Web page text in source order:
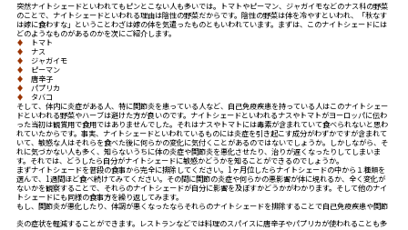
突然ナイトシェードといわれてもピンとこない人も多いでは。トマトやピーマン、ジャガイモなどのナス科の野菜
のことで、ナイトシェードといわれる理由は陰性の野菜だからです。陰性の野菜は体を冷やすといわれ、「秋なす
は嫁に食わすな」ということわざは嫁の体を気遣ったものともいわれています。まずは、このナイトシェードには
どのようなものがあるのかを次にご紹介します。
♦ トマト
♦ ナス
♦ ジャガイモ
♦ ピーマン
♦ 唐辛子
♦ パプリカ
♦ タバコ
そして、体内に炎症がある人、特に関節炎を患っている人など、自己免疫疾患を持っている人はこのナイトシェー
ドといわれる野菜やハーブは避けた方が良いのです。ナイトシェードといわれるナスやトマトがヨーロッパに伝わ
った当初は観賞用で食用ではありませんでした。それはナスやトマトには毒素が含まれていて食べられないと思わ
れていたからです。事実、ナイトシェードといわれているものには炎症を引き起こす成分がわずかですが含まれて
いて、敏感な人はそれらを食べた後に何らかの変化に気付くことがあるのではないでしょうか。しかしながら、そ
れに気づかない人も多く、知らないうちに体の炎症や関節炎を悪化させたり、治りが遅くなったりしてしまいま
す。それでは、どうしたら自分がナイトシェードに敏感かどうかを知ることができるのでしょうか。
まずナイトシェードを普段の食事から完全に排除してください。1ヶ月位したらナイトシェードの中から１種類を
選んで、1週間ほど食べ続けてみてください。その間に関節の炎症や何らかの悪影響が体に現れるか、全く変化が
ないかを観察することで、それらのナイトシェードが自分に影響を及ぼすかどうかがわかります。そして他のナイ
トシェードにも同様の食事方を繰り返してみます。
もし、関節炎が悪化したり、体調が悪くなったならそれらのナイトシェードを排除することで自己免疫疾患や関節
炎の症状を軽減することができます。
レストランなどでは料理のスパイスに唐辛子やパプリカが使われることも多